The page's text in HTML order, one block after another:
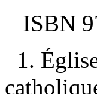
ISBN
1.